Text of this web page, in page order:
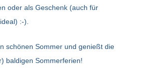
oder als Geschenk (auch für
:-).
schönen Sommer und genießt die
baldigen Sommerferien!